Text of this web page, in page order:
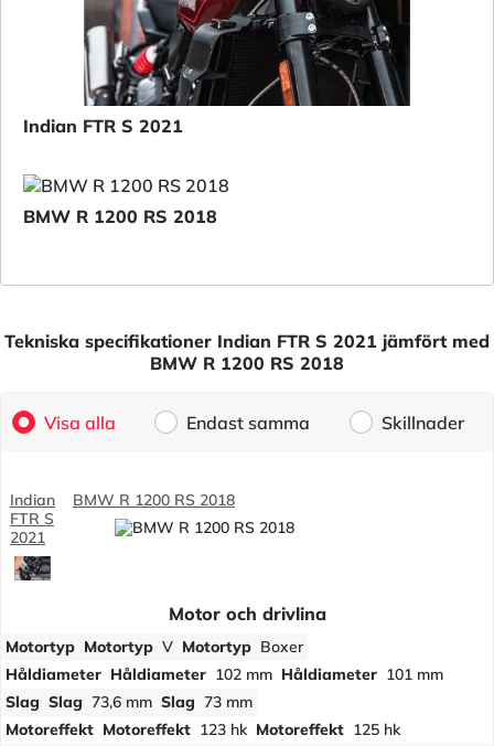
Indian FTR S 2021
BMW R 1200 RS 2018
Tekniska specifikationer Indian FTR S 2021 jämfört med
BMW R 1200 RS 2018
Visa alla Endast samma Skillnader
Indian
FTR S
2021
BMW R 1200 RS 2018
Motor och drivlina
Motortyp Motortyp V Motortyp Boxer
Håldiameter Håldiameter 102 mm Håldiameter 101 mm
Slag Slag 73,6 mm Slag 73 mm
Motoreffekt Motoreffekt 123 hk Motoreffekt 125 hk